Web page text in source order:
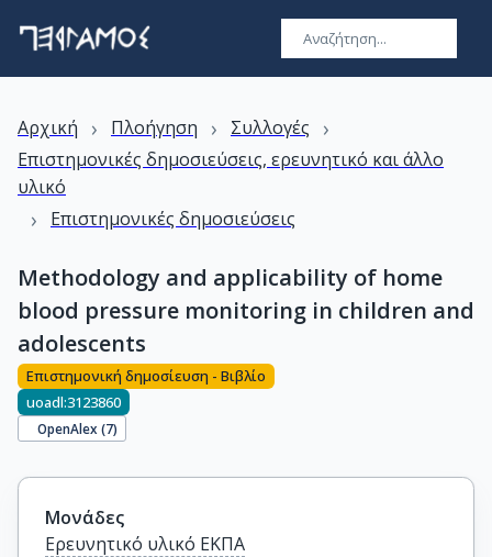
Αρχική › Πλοήγηση › Συλλογές ›
Επιστημονικές δημοσιεύσεις, ερευνητικό και άλλο
υλικό
› Επιστημονικές δημοσιεύσεις
Methodology and applicability of home
blood pressure monitoring in children and
adolescents
Επιστημονική δημοσίευση - Βιβλίο
uoadl:3123860
OpenAlex (7)
Μονάδες
Ερευνητικό υλικό ΕΚΠΑ